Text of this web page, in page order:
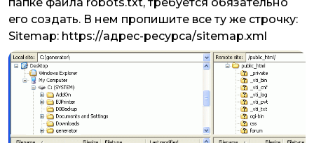
его создать. В нем пропишите все ту же строчку:
Sitemap: https://адрес-ресурса/sitemap.xml